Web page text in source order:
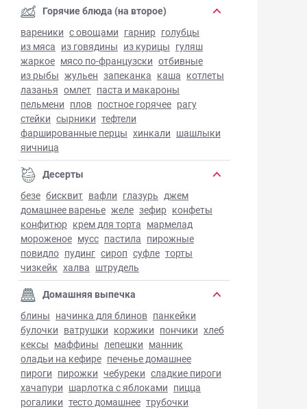
Горячие блюда (на второе)
вареники с овощами гарнир голубцы
из мяса из говядины из курицы гуляш
жаркое мясо по-французски отбивные
из рыбы жульен запеканка каша котлеты
лазанья омлет паста и макароны
пельмени плов постное горячее рагу
стейки сырники тефтели
фаршированные перцы хинкали шашлыки
яичница
Десерты
безе бисквит вафли глазурь джем
домашнее варенье желе зефир конфеты
конфитюр крем для торта мармелад
мороженое мусс пастила пирожные
повидло пудинг сироп суфле торты
чизкейк халва штрудель
Домашняя выпечка
блины начинка для блинов панкейки
булочки ватрушки коржики пончики хлеб
кексы маффины лепешки манник
оладьи на кефире печенье домашнее
пироги пирожки чебуреки сладкие пироги
хачапури шарлотка с яблоками пицца
рогалики тесто домашнее трубочки